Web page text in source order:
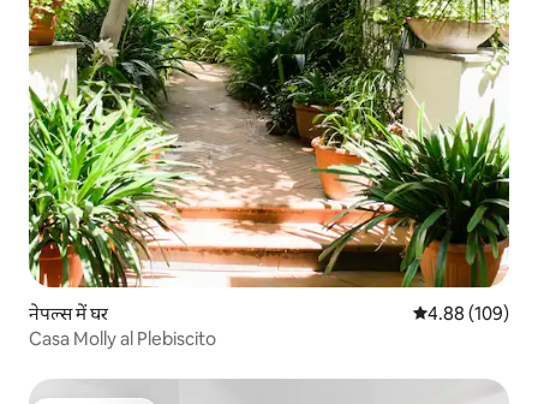
नेपल्स में घर औसत रेटिंग 5 में से
4.88 (109)
Casa Molly al Plebiscito